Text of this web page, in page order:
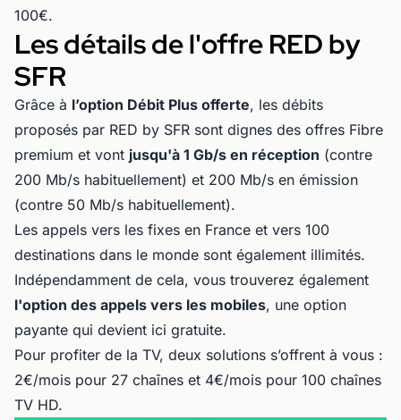
100€.
Les détails de l'offre RED by
SFR
Grâce à l’option Débit Plus offerte, les débits
proposés par RED by SFR sont dignes des offres Fibre
premium et vont jusqu'à 1 Gb/s en réception (contre
200 Mb/s habituellement) et 200 Mb/s en émission
(contre 50 Mb/s habituellement).
Les appels vers les fixes en France et vers 100
destinations dans le monde sont également illimités.
Indépendamment de cela, vous trouverez également
l'option des appels vers les mobiles, une option
payante qui devient ici gratuite.
Pour profiter de la TV, deux solutions s’offrent à vous :
2€/mois pour 27 chaînes et 4€/mois pour 100 chaînes
TV HD.